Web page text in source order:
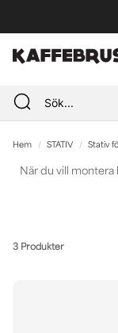
Fri
Hem STATIV Stativ
När du vill montera
3 Produkter